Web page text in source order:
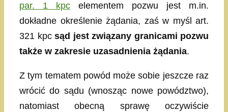
par. 1 kpc elementem pozwu jest m.in.
dokładne określenie żądania, zaś w myśl art.
321 kpc sąd jest związany granicami pozwu
także w zakresie uzasadnienia żądania.
Z tym tematem powód może sobie jeszcze raz
wrócić do sądu (wnosząc nowe powództwo),
natomiast obecną sprawę oczywiście